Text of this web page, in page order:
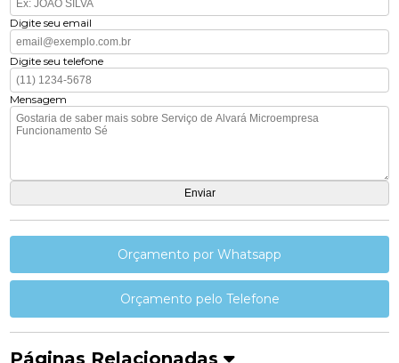
Digite seu email
Digite seu telefone
Mensagem
Orçamento por Whatsapp
Orçamento pelo Telefone